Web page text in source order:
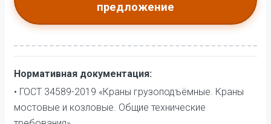
предложение
Нормативная документация:
• ГОСТ 34589-2019 «Краны грузоподъёмные. Краны
мостовые и козловые. Общие технические